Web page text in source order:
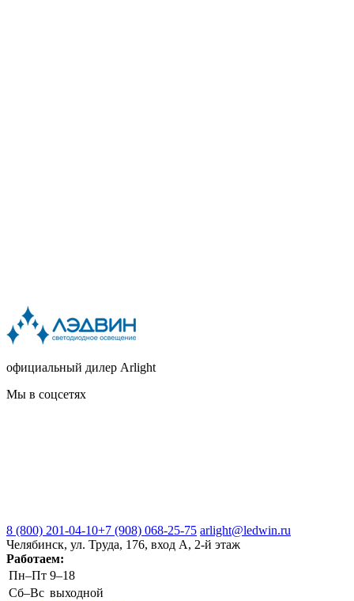
официальный дилер Arlight
Мы в соцсетях
8 (800) 201-04-10+7 (908) 068-25-75 arlight@ledwin.ru
Челябинск, ул. Труда, 176, вход А, 2-й этаж
Работаем:
Пн–Пт 9–18
Сб–Вс выходной